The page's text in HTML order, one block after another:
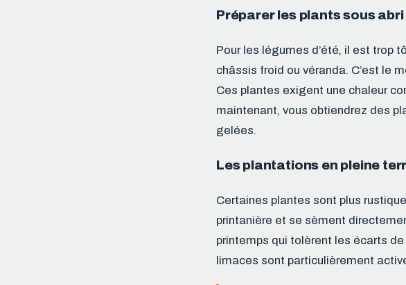
Préparer les plants sous abri
Pour les légumes d’été, il est trop
châssis froid ou véranda. C’est le
Ces plantes exigent une chaleur
maintenant, vous obtiendrez des
gelées.
Les plantations en pleine
Certaines plantes sont plus
printanière et se sèment
printemps qui tolèrent les écarts
limaces sont particulièrement